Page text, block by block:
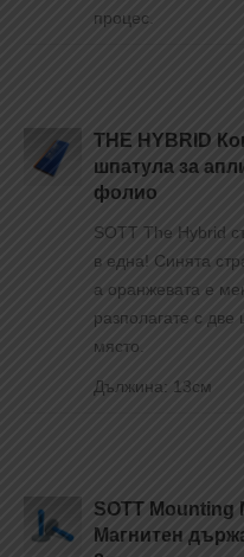
процес.
THE HYBRID
шпатула за
фолио
SOTT The Hybrid
в една! Синята
а оранжевата е
разполагате с
място.
Дължина: 13см
SOTT Mounting
Магнитен